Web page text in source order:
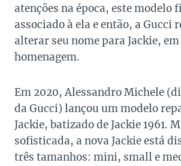
atenções na época, este modelo
associado à ela e então, a Gucci
alterar seu nome para Jackie, em
homenagem.
Em 2020, Alessandro Michele
da Gucci) lançou um modelo
Jackie, batizado de Jackie 1961.
sofisticada, a nova Jackie está
três tamanhos: mini, small e